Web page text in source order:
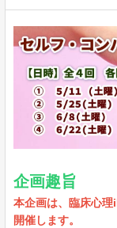
企画趣旨
本企画は、臨床心
開催します。